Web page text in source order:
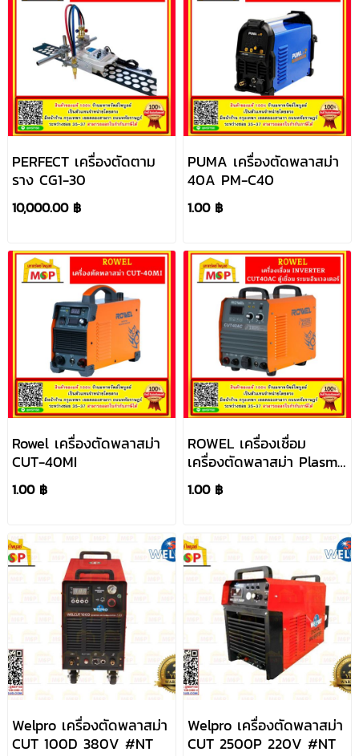
PERFECT เครื่องตัดตาม
ราง CG1-30
10,000.00 ฿
PUMA เครื่องตัดพลาสม่า
40A PM-C40
1.00 ฿
Rowel เครื่องตัดพลาสม่า
CUT-40MI
1.00 ฿
ROWEL เครื่องเชื่อม
เครื่องตัดพลาสม่า Plasma
Cutting INVERTER MMA
รุ่น CUT40AC ตู้เชื่อม
1.00 ฿
Welpro เครื่องตัดพลาสม่า
CUT 100D 380V #NT
Welpro เครื่องตัดพลาสม่า
CUT 2500P 220V #NT